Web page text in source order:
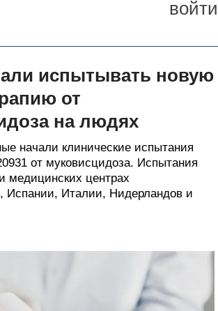
войти
испытывать новую
от
на людях
начали клинические испытания
от муковисцидоза. Испытания
медицинских центрах
Испании, Италии, Нидерландов и